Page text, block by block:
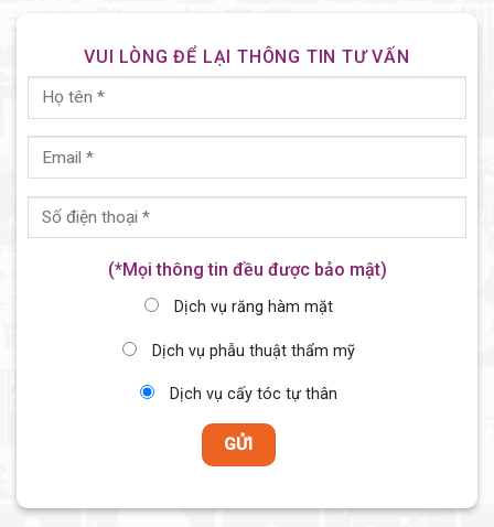
VUI LÒNG ĐỂ LẠI THÔNG TIN TƯ VẤN
(*Mọi thông tin đều được bảo mật)
Dịch vụ răng hàm mặt
Dịch vụ phẫu thuật thẩm mỹ
Dịch vụ cấy tóc tự thân